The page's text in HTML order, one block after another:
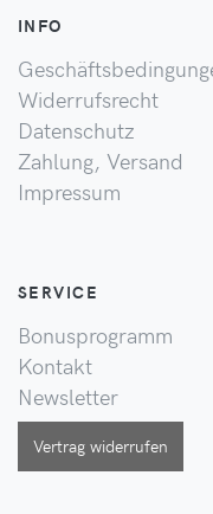
INFO
Widerrufsrecht
Datenschutz
Zahlung, Versand
Impressum
SERVICE
Bonusprogramm
Kontakt
Newsletter
Vertrag widerrufen